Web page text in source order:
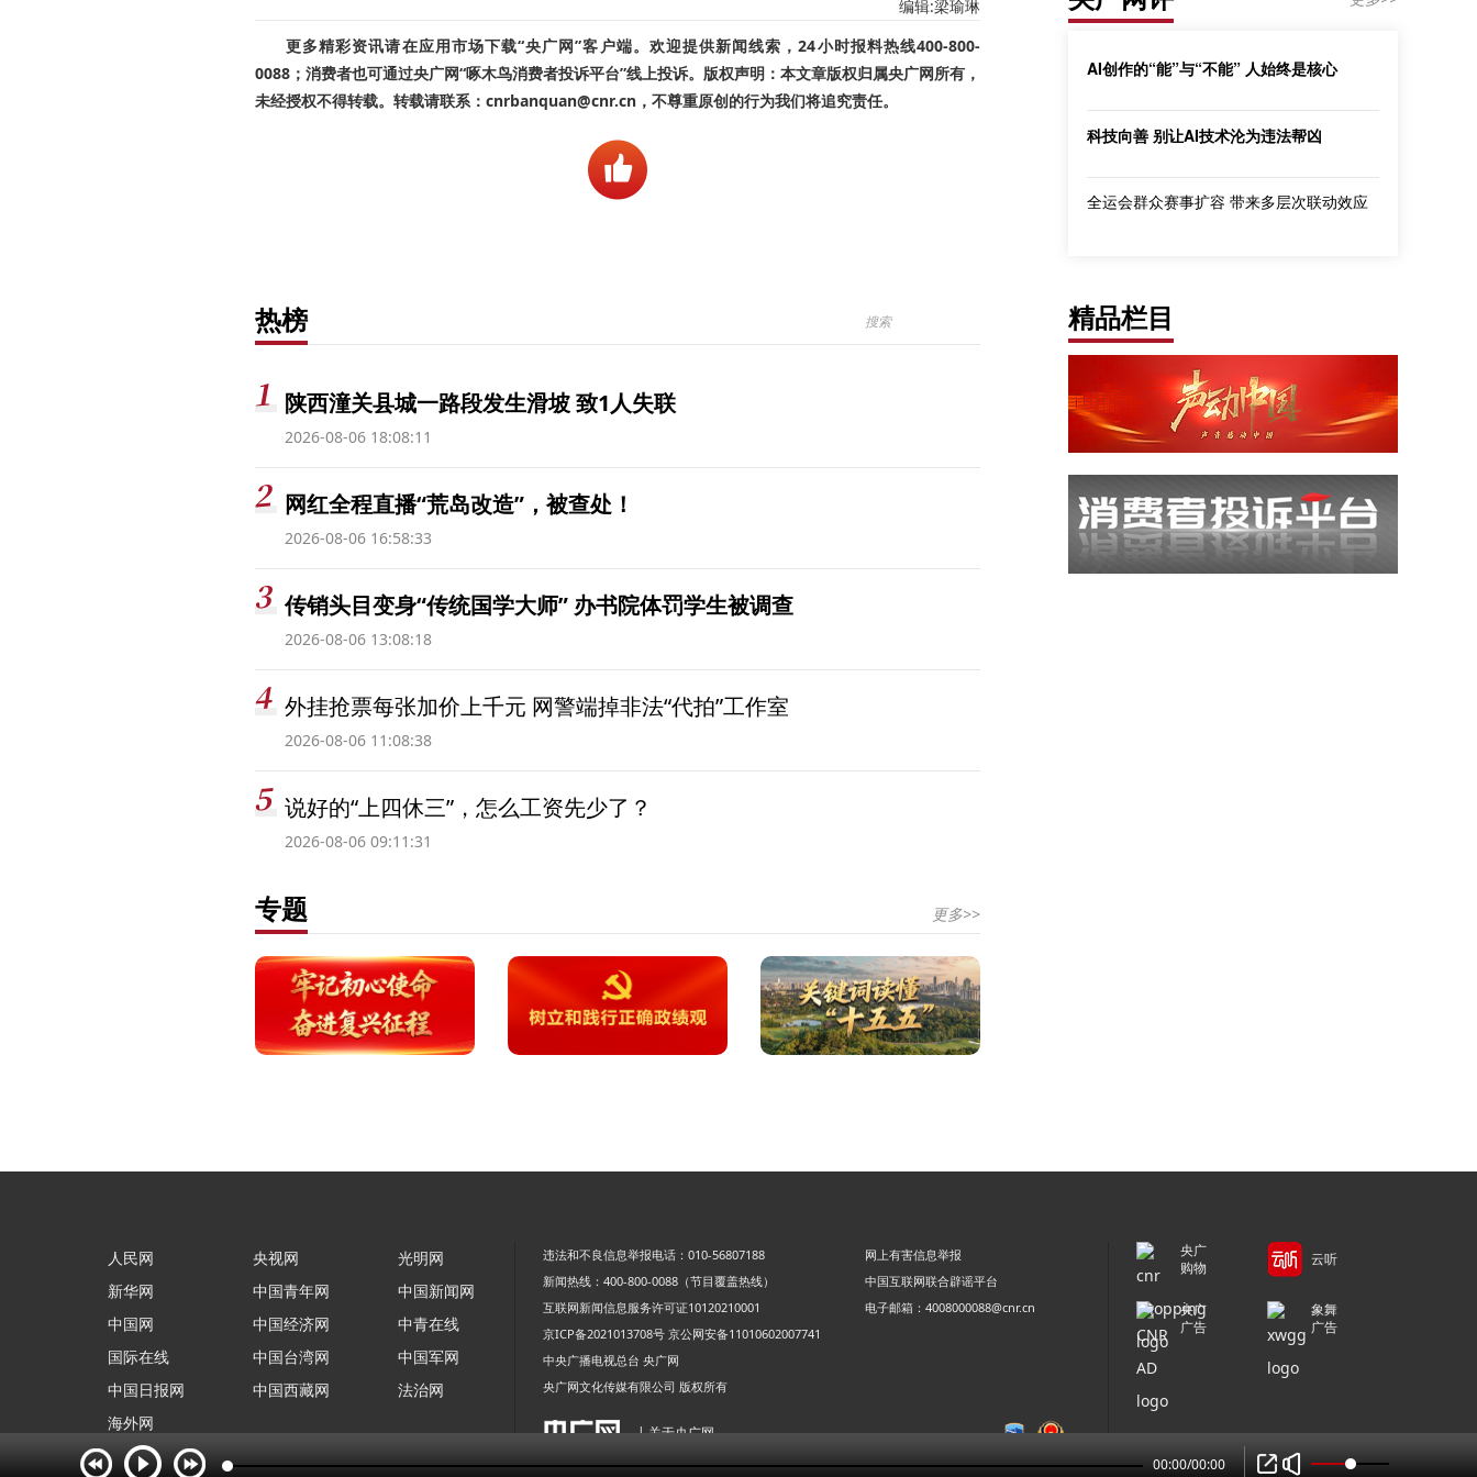
编辑:梁瑜琳
更多精彩资讯请在应用市场下载“央广网”客户端。欢迎提供新闻线索，24小时报料热线400-800-
0088；消费者也可通过央广网“啄木鸟消费者投诉平台”线上投诉。版权声明：本文章版权归属央广网所有，
未经授权不得转载。转载请联系：cnrbanquan@cnr.cn，不尊重原创的行为我们将追究责任。
热榜
陕西潼关县城一路段发生滑坡 致1人失联
2026-08-06 18:08:11
网红全程直播“荒岛改造”，被查处！
2026-08-06 16:58:33
传销头目变身“传统国学大师” 办书院体罚学生被调查
2026-08-06 13:08:18
外挂抢票每张加价上千元 网警端掉非法“代拍”工作室
2026-08-06 11:08:38
说好的“上四休三”，怎么工资先少了？
2026-08-06 09:11:31
专题 更多>>
AI创作的“能”与“不能” 人始终是核心
科技向善 别让AI技术沦为违法帮凶
全运会群众赛事扩容 带来多层次联动效应
精品栏目
人民网
新华网
中国网
国际在线
中国日报网
海外网
央视网
中国青年网
中国经济网
中国台湾网
中国西藏网
光明网
中国新闻网
中青在线
中国军网
法治网
违法和不良信息举报电话：010-56807188
网上有害信息举报
新闻热线：400-800-0088（节目覆盖热线）
中国互联网联合辟谣平台
互联网新闻信息服务许可证10120210001
电子邮箱：4008000088@cnr.cn
京ICP备2021013708号 京公网安备11010602007741
中央广播电视总台 央广网
央广网文化传媒有限公司 版权所有
| 关于央广网
央广
购物
云听
央广
广告
象舞
广告
00:00/00:00